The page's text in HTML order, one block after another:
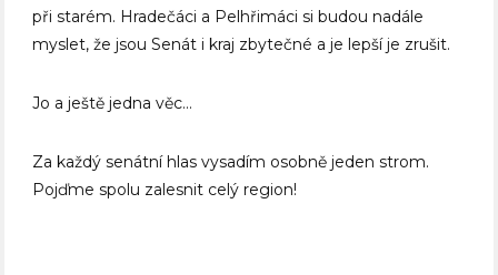
při starém. Hradečáci a Pelhřimáci si budou nadále
myslet, že jsou Senát i kraj zbytečné a je lepší je zrušit.
Jo a ještě jedna věc…
Za každý senátní hlas vysadím osobně jeden strom.
Pojďme spolu zalesnit celý region!